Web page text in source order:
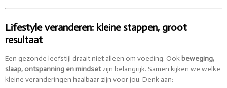
Lifestyle veranderen: kleine stappen, groot
resultaat
Een gezonde leefstijl draait niet alleen om voeding. Ook beweging,
slaap, ontspanning en mindsetzijn belangrijk. Samen kijken we welke
kleine veranderingen haalbaar zijn voor jou. Denk aan: